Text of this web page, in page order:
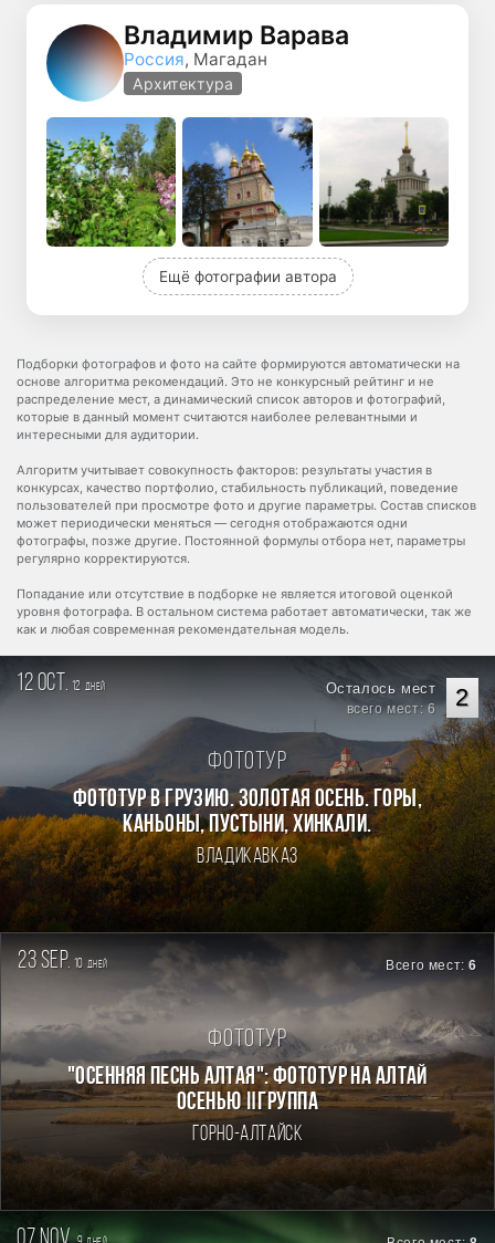
Владимир Варава
Россия, Магадан
Архитектура
Ещё фотографии автора
Подборки фотографов и фото на сайте формируются автоматически на
основе алгоритма рекомендаций. Это не конкурсный рейтинг и не
распределение мест, а динамический список авторов и фотографий,
которые в данный момент считаются наиболее релевантными и
интересными для аудитории.
Алгоритм учитывает совокупность факторов: результаты участия в
конкурсах, качество портфолио, стабильность публикаций, поведение
пользователей при просмотре фото и другие параметры. Состав списков
может периодически меняться — сегодня отображаются одни
фотографы, позже другие. Постоянной формулы отбора нет, параметры
регулярно корректируются.
Попадание или отсутствие в подборке не является итоговой оценкой
уровня фотографа. В остальном система работает автоматически, так же
как и любая современная рекомендательная модель.
12 oct. 12 дней 2
Осталось мест
всего мест: 6
Фототур
Фототур в Грузию. Золотая осень. Горы,
каньоны, пустыни, хинкали.
Владикавказ
23 sep. 10 дней Всего мест:6
Фототур
"ОСЕННЯЯ ПЕСНЬ АЛТАЯ": ФОТОТУР НА АЛТАЙ
ОСЕНЬЮ Ⅱгруппа
Горно-Алтайск